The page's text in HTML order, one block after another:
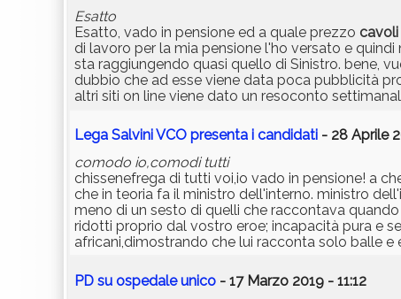
Esatto
Esatto, vado in pensione ed a quale prezzo cavoli
di lavoro per la mia pensione l'ho versato e
sta raggiungendo quasi quello di Sinistro. bene,
dubbio che ad esse viene data poca pubblicità
altri siti on line viene dato un resoconto
Lega Salvini VCO presenta i candidati - 28 Aprile
comodo io,comodi tutti
chissenefrega di tutti voi,io vado in pensione! a
che in teoria fa il ministro dell'interno. ministro
meno di un sesto di quelli che raccontava
ridotti proprio dal vostro eroe; incapacità pura e
africani,dimostrando che lui racconta solo balle e
PD su ospedale unico - 17 Marzo 2019 - 11:12